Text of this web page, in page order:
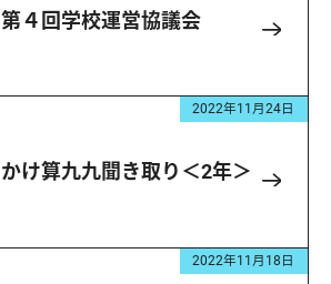
第４回学校運営協議会
2022年11月24日
かけ算九九聞き取り＜2年＞
2022年11月18日